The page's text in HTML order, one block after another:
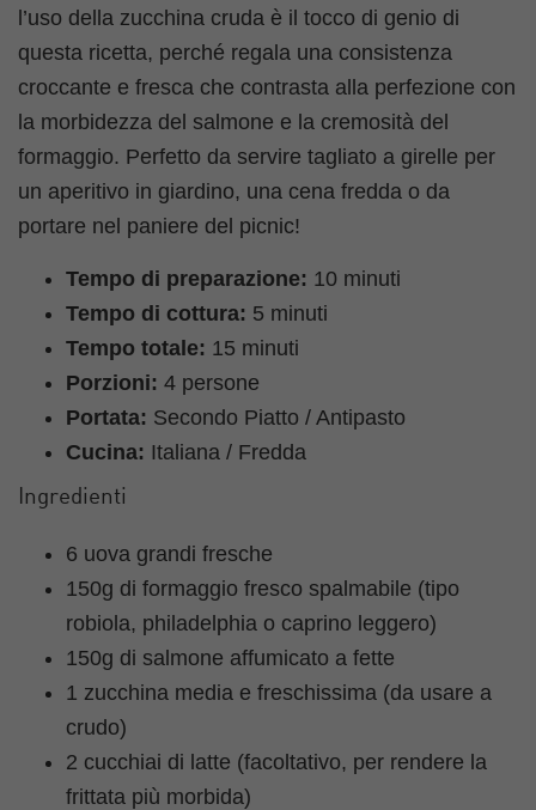
l’uso della zucchina cruda è il tocco di genio di
questa ricetta, perché regala una consistenza
croccante e fresca che contrasta alla perfezione con
la morbidezza del salmone e la cremosità del
formaggio. Perfetto da servire tagliato a girelle per
un aperitivo in giardino, una cena fredda o da
portare nel paniere del picnic!
Tempo di preparazione: 10 minuti
Tempo di cottura: 5 minuti
Tempo totale: 15 minuti
Porzioni: 4 persone
Portata: Secondo Piatto / Antipasto
Cucina: Italiana / Fredda
Ingredienti
6 uova grandi fresche
150g di formaggio fresco spalmabile (tipo
robiola, philadelphia o caprino leggero)
150g di salmone affumicato a fette
1 zucchina media e freschissima (da usare a
crudo)
2 cucchiai di latte (facoltativo, per rendere la
frittata più morbida)